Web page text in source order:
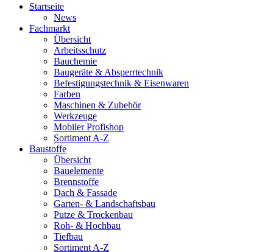
Startseite
News
Fachmarkt
Übersicht
Arbeitsschutz
Bauchemie
Baugeräte & Absperrtechnik
Befestigungstechnik & Eisenwaren
Farben
Maschinen & Zubehör
Werkzeuge
Mobiler Profishop
Sortiment A-Z
Baustoffe
Übersicht
Bauelemente
Brennstoffe
Dach & Fassade
Garten- & Landschaftsbau
Putze & Trockenbau
Roh- & Hochbau
Tiefbau
Sortiment A-Z